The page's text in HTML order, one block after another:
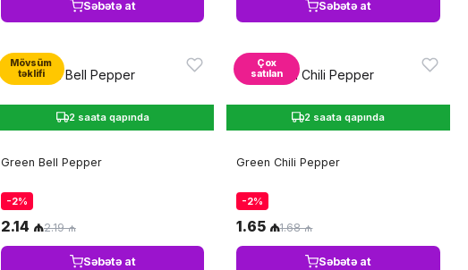
Səbətə at Səbətə at
Mövsüm
təklifi
2 saata qapında
Green Bell Pepper
-2%
2.14 ₼2.19 ₼
Səbətə at
Çox
satılan
2 saata qapında
Green Chili Pepper
-2%
1.65 ₼1.68 ₼
Səbətə at